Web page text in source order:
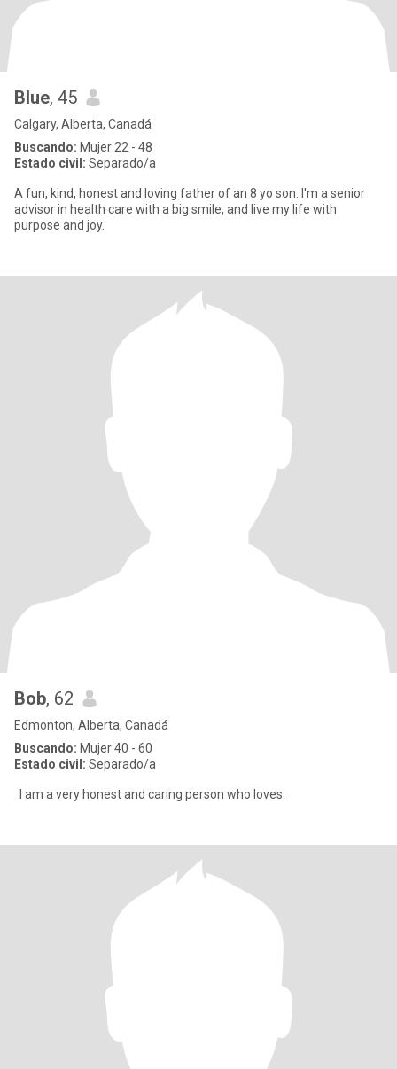
Blue, 45
Calgary, Alberta, Canadá
Buscando: Mujer 22 - 48
Estado civil: Separado/a
A fun, kind, honest and loving father of an 8 yo son. I'm a senior
advisor in health care with a big smile, and live my life with
purpose and joy.
Bob, 62
Edmonton, Alberta, Canadá
Buscando: Mujer 40 - 60
Estado civil: Separado/a
I am a very honest and caring person who loves.